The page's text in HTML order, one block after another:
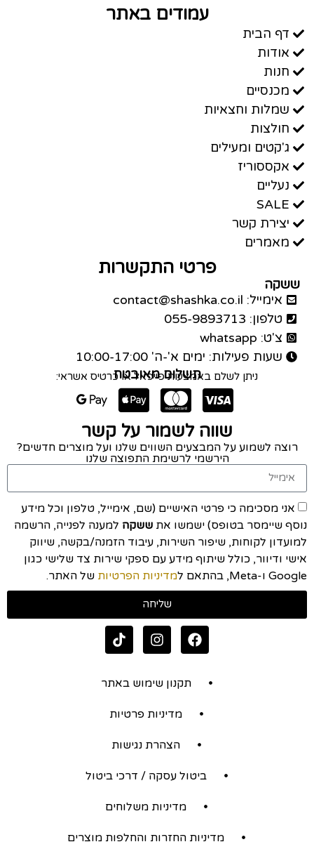
עמודים באתר
דף הבית
אודות
חנות
מכנסיים
שמלות וחצאיות
חולצות
ג'קטים ומעילים
אקססוריז
נעליים
SALE
יצירת קשר
מאמרים
פרטי התקשרות
ששקה
אימייל: contact@shashka.co.il
טלפון: 055-9893713
צ'ט: whatsapp
שעות פעילות: ימים א'-ה' 10:00-17:00
תשלום מאובטח
ניתן לשלם באמצעות פייפאל או כרטיס אשראי:
שווה לשמור על קשר
רוצה לשמוע על המבצעים השווים שלנו ועל מוצרים חדשים?
הירשמי לרשימת התפוצה שלנו
אני מסכימה כי פרטי האישיים (שם, אימייל, טלפון וכל מידע
נוסף שיימסר בטופס) ישמשו את ששקה למענה לפנייה, הרשמה
למועדון לקוחות, שיפור השירות, עיבוד הזמנה/בקשה, שיווק
אישי ודיוור, כולל שיתוף מידע עם ספקי שירות צד שלישי כגון
Google ו-Meta, בהתאם ל
מדיניות הפרטיות של האתר.
שליחה
תקנון שימוש באתר
מדיניות פרטיות
הצהרת נגישות
ביטול עסקה / דרכי ביטול
מדיניות משלוחים
מדיניות החזרות והחלפות מוצרים